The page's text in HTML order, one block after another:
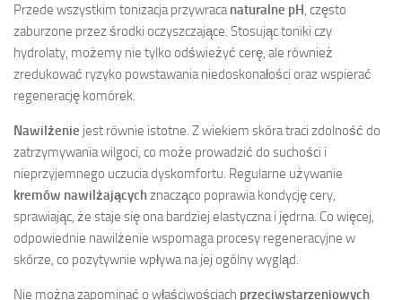
Przede wszystkim tonizacja przywracanaturalne pH, często
zaburzone przez środki oczyszczające. Stosując toniki czy
hydrolaty, możemy nie tylko odświeżyć cerę, ale również
zredukować ryzyko powstawania niedoskonałości oraz wspierać
regenerację komórek.
Nawilżenie jest równie istotne. Z wiekiem skóra traci zdolność do
zatrzymywania wilgoci, co może prowadzić do suchości i
nieprzyjemnego uczucia dyskomfortu. Regularne używanie
kremów nawilżającychznacząco poprawia kondycję cery,
sprawiając, że staje się ona bardziej elastyczna i jędrna. Co więcej,
odpowiednie nawilżenie wspomaga procesy regeneracyjne w
skórze, co pozytywnie wpływa na jej ogólny wygląd.
Nie można zapominać o właściwościach przeciwstarzeniowych